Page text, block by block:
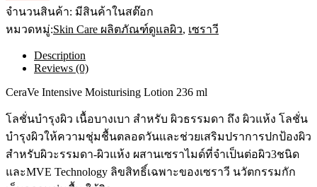
236
ml
เซรา
อิน
เทน
ซีฟ
เจอ
ไร
ซิ่ง
โลชั่น
จำนวนสินค้า: มีสินค้าในสต๊อก
หมวดหมู่:Skin Care ผลิตภัณฑ์ดูแลผิว, เซราวี
Description
Reviews (0)
CeraVe Intensive Moisturising Lotion 236 ml
โลชั่นบำรุงผิว เนื้อบางเบา สำหรับ ผิวธรรมดา ถึง ผิวแห้ง โลชั่น
บำรุงผิวให้ความชุ่มชื้นตลอดวันและช่วยเสริมปราการปกป้องผิว
สำหรับผิวะรรมดา-ผิวแห้ง ผสานเซราไมด์ที่จำเป็นต่อผิว3ชนิด
และMVE Technology ลิขสิทธิ์เฉพาะของเซราวี นวัตกรรมกัก